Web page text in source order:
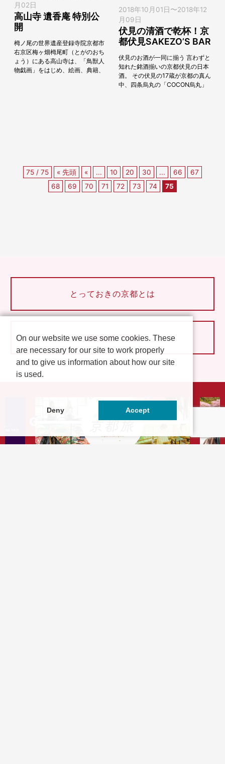
月02日
高山寺 遺香庵 特別公
開
栂ノ尾の世界遺産登録寺院京都市
右京区梅ヶ畑栂尾町（とがのおち
ょう）にある高山寺は、「鳥獣人
物戯画」をはじめ、絵画、典籍、
2018年10月01日〜2018年12
月09日
伏見の清酒で乾杯！京
都伏見SAKEZO’S BAR
伏見のお酒が一同に揃う 言わずと
知れた銘酒揃いの京都伏見の日本
酒。 その伏見の17蔵が京都の真ん
中、四条烏丸の「COCON烏丸」
75 / 75 « 先頭 « ... 10 20 30 ... 66
67
68
69 70 71 72 73 74 75
とっておきの京都とは
連携企業・団体
On our website we use some cookies. These
are necessary for our site to work properly
and to give us information about how our site
is used.
Deny Accept